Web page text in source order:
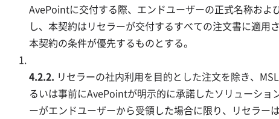
AvePointに交付する際、エンドユーザーの正式名称お
し、本契約はリセラーが交付するすべての注文書に適用
本契約の条件が優先するものとする。
4.2.2. リセラーの社内利用を目的とした注文を除き、
るいは事前にAvePointが明示的に承諾したソリューシ
ーがエンドユーザーから受領した場合に限り、リセラー